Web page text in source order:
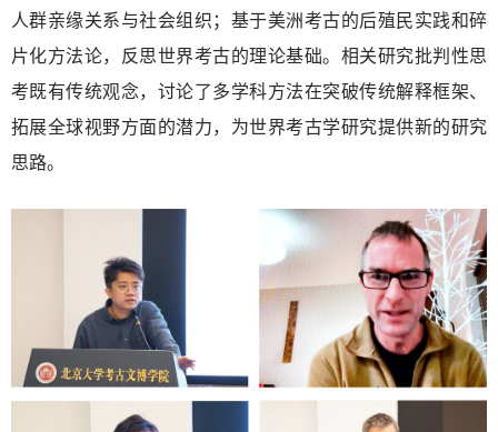
人群亲缘关系与社会组织；基于美洲考古的后殖民实践和碎
片化方法论，反思世界考古的理论基础。相关研究批判性思
考既有传统观念，讨论了多学科方法在突破传统解释框架、
拓展全球视野方面的潜力，为世界考古学研究提供新的研究
思路。